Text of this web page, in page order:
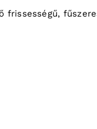
frissességű,